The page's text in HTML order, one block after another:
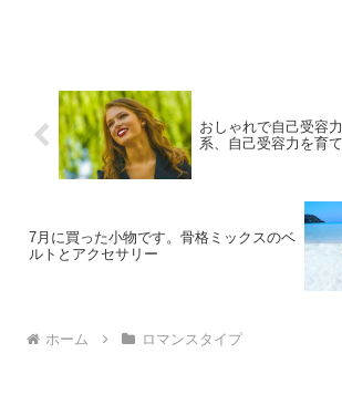
おしゃれで自己受容
系、自己受容力を育
7月に買った小物です。骨格ミックスのベ
ルトとアクセサリー
ホーム ロマンスタイプ